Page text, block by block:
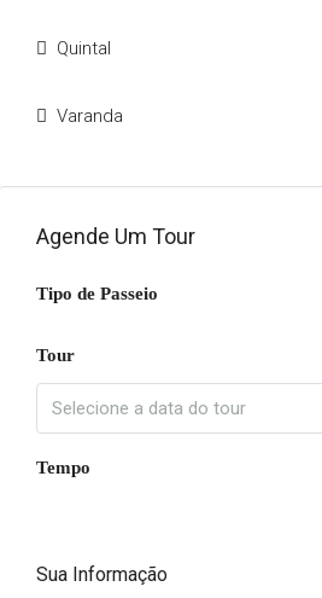
Quintal
Varanda
Agende Um Tour
Tipo de Passeio
Tour
Tempo
Sua Informação